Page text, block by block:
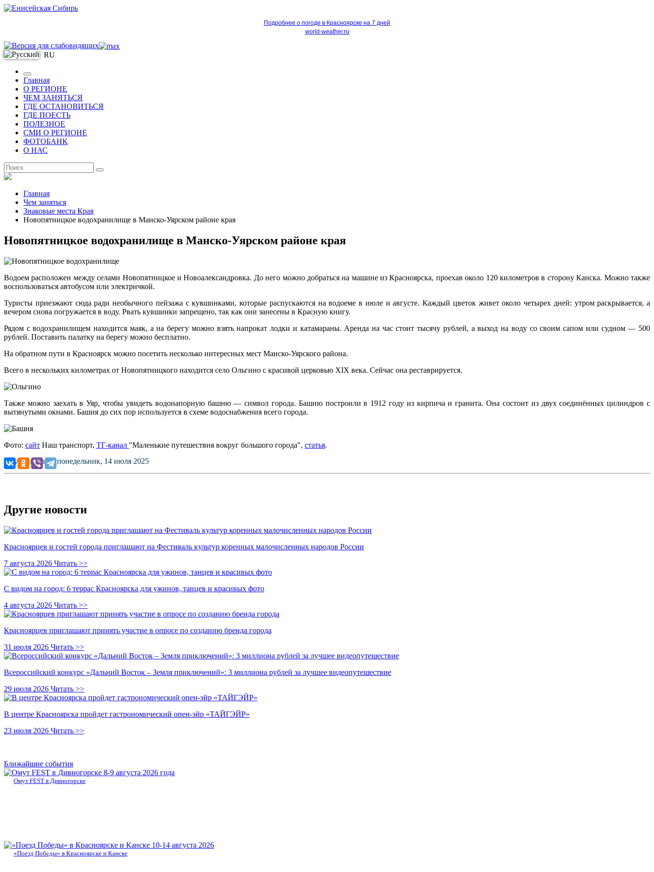
Подробнее о погоде в Красноярске на 7 дней
world-weather.ru
RU
Главная
О РЕГИОНЕ
ЧЕМ ЗАНЯТЬСЯ
ГДЕ ОСТАНОВИТЬСЯ
ГДЕ ПОЕСТЬ
ПОЛЕЗНОЕ
СМИ О РЕГИОНЕ
ФОТОБАНК
О НАС
Главная
Чем заняться
Знаковые места Края
Новопятницкое водохранилище в Манско-Уярском районе края
Новопятницкое водохранилище в Манско-Уярском районе края
Водоем расположен между селами Новопятницкое и Новоалександровка. До него можно добраться на машине из Красноярска, проехав около 120 километров в сторону Канска. Можно также
воспользоваться автобусом или электричкой.
Туристы приезжают сюда ради необычного пейзажа с кувшинками, которые распускаются на водоеме в июле и августе. Каждый цветок живет около четырех дней: утром раскрывается, а
вечером снова погружается в воду. Рвать кувшинки запрещено, так как они занесены в Красную книгу.
Рядом с водохранилищем находится маяк, а на берегу можно взять напрокат лодки и катамараны. Аренда на час стоит тысячу рублей, а выход на воду со своим сапом или судном — 500
рублей. Поставить палатку на берегу можно бесплатно.
На обратном пути в Красноярск можно посетить несколько интересных мест Манско-Уярского района.
Всего в нескольких километрах от Новопятницкого находится село Ольгино с красивой церковью XIX века. Сейчас она реставрируется.
Также можно заехать в Уяр, чтобы увидеть водонапорную башню — символ города. Башню построили в 1912 году из кирпича и гранита. Она состоит из двух соединённых цилиндров с
вытянутыми окнами. Башня до сих пор используется в схеме водоснабжения всего города.
Фото: сайт Наш транспорт, ТГ-канал "Маленькие путешествия вокруг большого города", статья.
Опубликовано: понедельник, 14 июля 2025
Другие новости
Красноярцев и гостей города приглашают на Фестиваль культур коренных малочисленных народов России
7 августа 2026 Читать >>
С видом на город: 6 террас Красноярска для ужинов, танцев и красивых фото
4 августа 2026 Читать >>
Красноярцев приглашают принять участие в опросе по созданию бренда города
31 июля 2026 Читать >>
Всероссийский конкурс «Дальний Восток – Земля приключений»: 3 миллиона рублей за лучшее видеопутешествие
29 июля 2026 Читать >>
В центре Красноярска пройдет гастрономический опен-эйр «ТАЙГЭЙР»
23 июля 2026 Читать >>
Ближайшие события
8-9 августа 2026 года
Омут FEST в Дивногорске
10-14 августа 2026
«Поезд Победы» в Красноярске и Канске